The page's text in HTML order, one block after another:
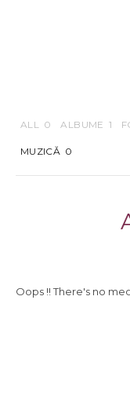
ALL 0 ALBUME 1
MUZICĂ 0
Oops !! There's no